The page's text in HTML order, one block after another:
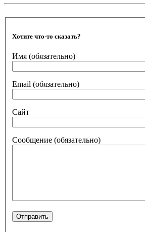
Хотите что-то сказать?
Имя (обязательно)
Email (обязательно)
Сайт
Сообщение (обязательно)